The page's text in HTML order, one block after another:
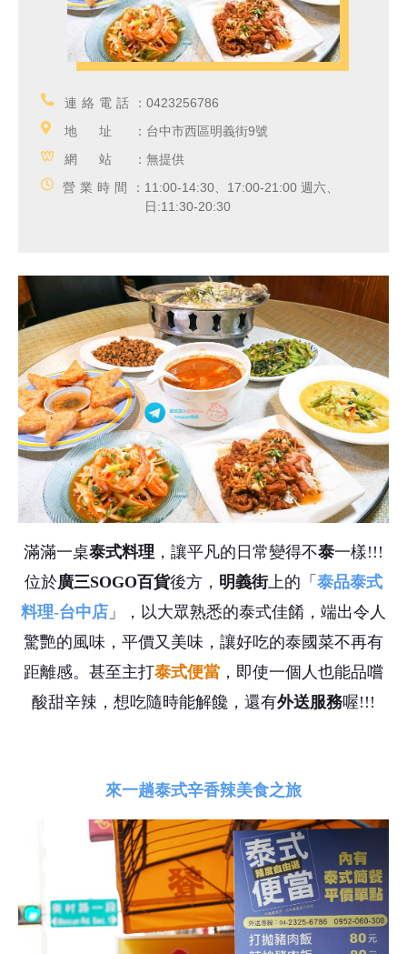
連絡電話： 0423256786
地址： 台中市西區明義街9號
網站： 無提供
營業時間： 11:00-14:30、17:00-21:00 週六、
日:11:30-20:30
滿滿一桌泰式料理 ，讓平凡的日常變得不泰一樣!!!
位於廣三SOGO百貨後方， 明義街上的「 泰品泰式
料理-台中店 」，以大眾熟悉的泰式佳餚，端出令人
驚艷的風味，平價又美味，讓好吃的泰國菜不再有
距離感。甚至主打泰式便當 ，即使一個人也能品嚐
酸甜辛辣，想吃隨時能解饞，還有外送服務喔!!!
來一趟泰式辛香辣美食之旅